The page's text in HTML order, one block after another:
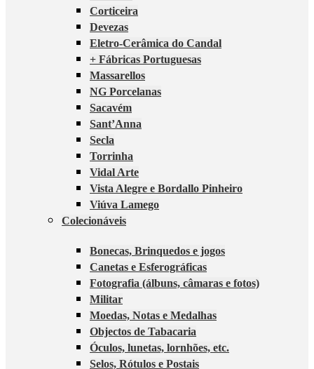
Corticeira
Devezas
Eletro-Cerâmica do Candal
+ Fábricas Portuguesas
Massarellos
NG Porcelanas
Sacavém
Sant’Anna
Secla
Torrinha
Vidal Arte
Vista Alegre e Bordallo Pinheiro
Viúva Lamego
Colecionáveis
Bonecas, Brinquedos e jogos
Canetas e Esferográficas
Fotografia (álbuns, câmaras e fotos)
Militar
Moedas, Notas e Medalhas
Objectos de Tabacaria
Óculos, lunetas, lornhões, etc.
Selos, Rótulos e Postais